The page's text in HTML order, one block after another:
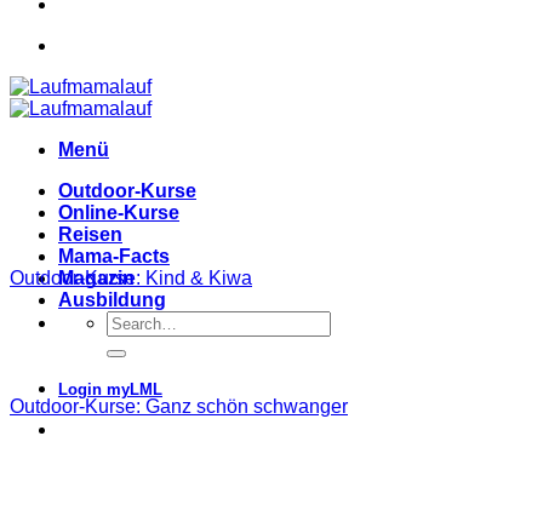
Menü
Outdoor-Kurse
Online-Kurse
Reisen
Mama-Facts
Magazin
Ausbildung
Login myLML
Outdoor-Kurse: Kind & Kiwa
Outdoor-Kurse: Ganz schön schwanger